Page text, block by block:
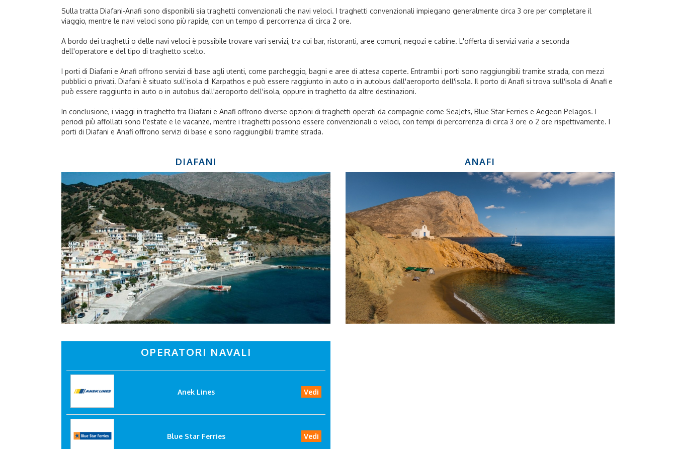
Sulla tratta Diafani-Anafi sono disponibili sia traghetti convenzionali che navi veloci. I traghetti convenzionali impiegano generalmente circa 3 ore per completare il
viaggio, mentre le navi veloci sono più rapide, con un tempo di percorrenza di circa 2 ore.
A bordo dei traghetti o delle navi veloci è possibile trovare vari servizi, tra cui bar, ristoranti, aree comuni, negozi e cabine. L'offerta di servizi varia a seconda
dell'operatore e del tipo di traghetto scelto.
I porti di Diafani e Anafi offrono servizi di base agli utenti, come parcheggio, bagni e aree di attesa coperte. Entrambi i porti sono raggiungibili tramite strada, con mezzi
pubblici o privati. Diafani è situato sull'isola di Karpathos e può essere raggiunto in auto o in autobus dall'aeroporto dell'isola. Il porto di Anafi si trova sull'isola di Anafi e
può essere raggiunto in auto o in autobus dall'aeroporto dell'isola, oppure in traghetto da altre destinazioni.
In conclusione, i viaggi in traghetto tra Diafani e Anafi offrono diverse opzioni di traghetti operati da compagnie come SeaJets, Blue Star Ferries e Aegeon Pelagos. I
periodi più affollati sono l'estate e le vacanze, mentre i traghetti possono essere convenzionali o veloci, con tempi di percorrenza di circa 3 ore o 2 ore rispettivamente. I
porti di Diafani e Anafi offrono servizi di base e sono raggiungibili tramite strada.
DIAFANI ANAFI
OPERATORI NAVALI
Anek Lines Vedi
Blue Star Ferries Vedi